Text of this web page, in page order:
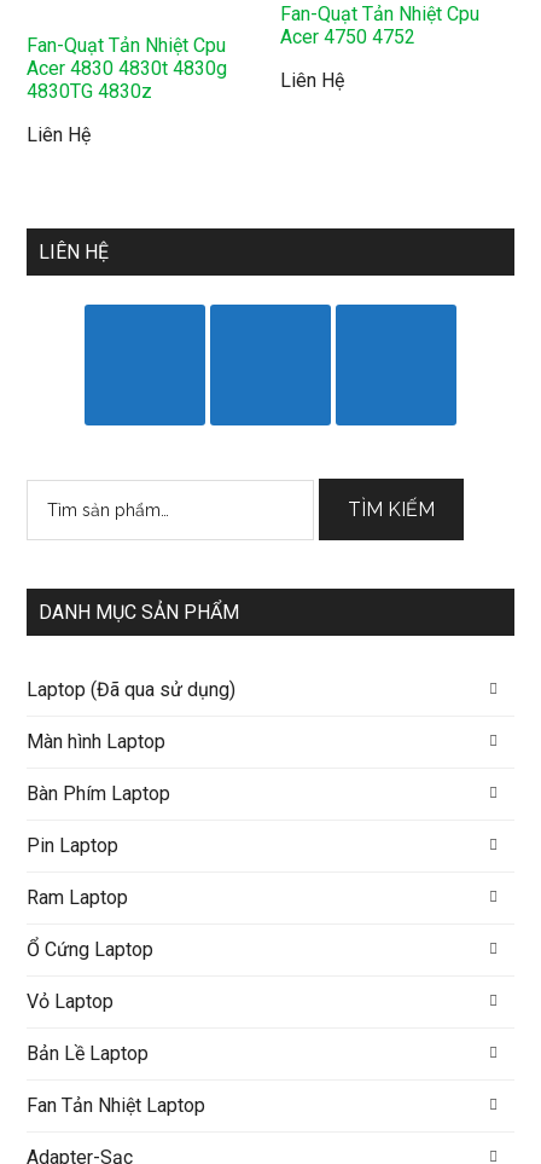
Fan-Quạt Tản Nhiệt Cpu
Acer 4830 4830t 4830g
4830TG 4830z
Liên Hệ
Fan-Quạt Tản Nhiệt Cpu
Acer 4750 4752
Liên Hệ
LIÊN HỆ
TÌM KIẾM
DANH MỤC SẢN PHẨM
Laptop (Đã qua sử dụng)
Màn hình Laptop
Bàn Phím Laptop
Pin Laptop
Ram Laptop
Ổ Cứng Laptop
Vỏ Laptop
Bản Lề Laptop
Fan Tản Nhiệt Laptop
Adapter-Sạc